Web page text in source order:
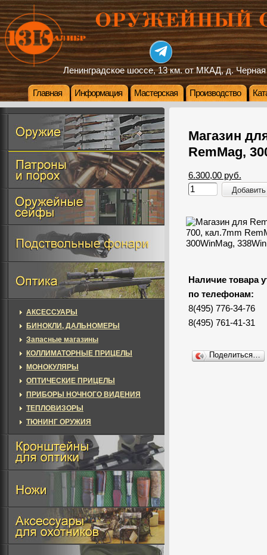
Ленинградское шоссе, 13 км. от МКАД, д. Черная
Главная Информация Мастерская Производство
Магазин
RemMag,
6.300,00 руб.
Наличие товара
по телефонам:
8(495) 776-34-76
8(495) 761-41-31
Поделиться…
АКСЕССУАРЫ
БИНОКЛИ, ДАЛЬНОМЕРЫ
Запасные магазины
КОЛЛИМАТОРНЫЕ ПРИЦЕЛЫ
МОНОКУЛЯРЫ
ОПТИЧЕСКИЕ ПРИЦЕЛЫ
ПРИБОРЫ НОЧНОГО ВИДЕНИЯ
ТЕПЛОВИЗОРЫ
ТЮНИНГ ОРУЖИЯ